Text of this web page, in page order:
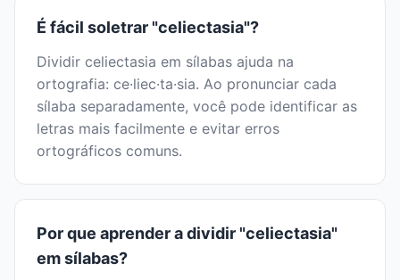
É fácil soletrar "celiectasia"?
Dividir celiectasia em sílabas ajuda na
ortografia: ce·liec·ta·sia. Ao pronunciar cada
sílaba separadamente, você pode identificar as
letras mais facilmente e evitar erros
ortográficos comuns.
Por que aprender a dividir "celiectasia"
em sílabas?